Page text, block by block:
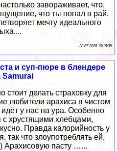
завораживает, что,
что ты попал в рай.
мечту идеального
28 07 2026 10:18:38
и суп-пюре в блендере
Samurai
делать страховку для
любители арахиса в чистом
у нас на ура. Особенно
с хрустящими хлебцами,
Правда калорийность у
так что злоупотреблять ей,
Арахисовую пасту …...